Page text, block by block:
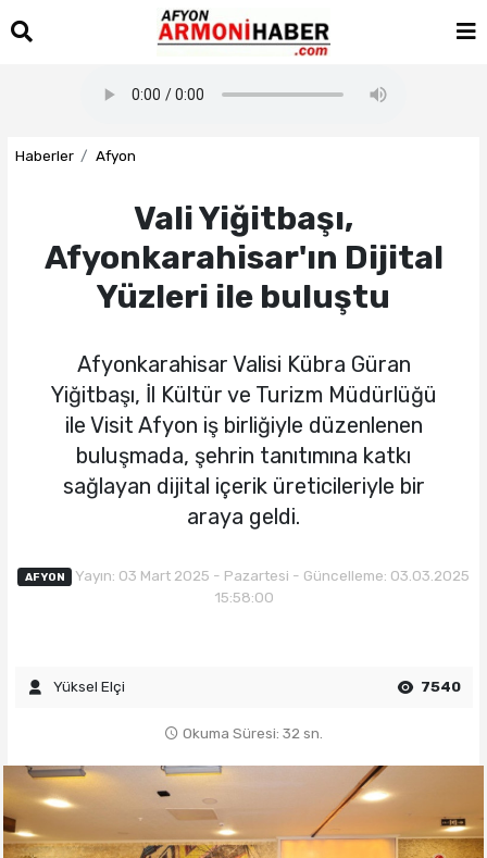
Haberler Afyon
Vali Yiğitbaşı,
Afyonkarahisar'ın Dijital
Yüzleri ile buluştu
Afyonkarahisar Valisi Kübra Güran
Yiğitbaşı, İl Kültür ve Turizm Müdürlüğü
ile Visit Afyon iş birliğiyle düzenlenen
buluşmada, şehrin tanıtımına katkı
sağlayan dijital içerik üreticileriyle bir
araya geldi.
AFYON
Yayın: 03 Mart 2025 - Pazartesi - Güncelleme: 03.03.2025
15:58:00
Yüksel Elçi 7540
Okuma Süresi: 32 sn.